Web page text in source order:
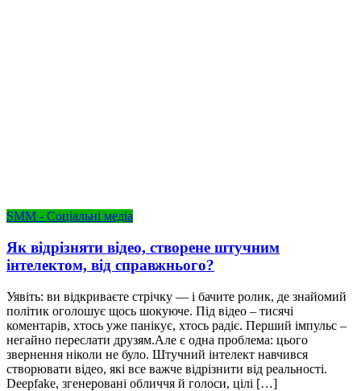
SMM - Соціальні медіа
Як відрізняти відео, створене штучним
інтелектом, від справжнього?
Уявіть: ви відкриваєте стрічку — і бачите ролик, де знайомий
політик оголошує щось шокуюче. Під відео – тисячі
коментарів, хтось уже панікує, хтось радіє. Перший імпульс –
негайно переслати друзям.Але є одна проблема: цього
звернення ніколи не було. Штучний інтелект навчився
створювати відео, які все важче відрізнити від реальності.
Deepfake, згенеровані обличчя й голоси, цілі […]